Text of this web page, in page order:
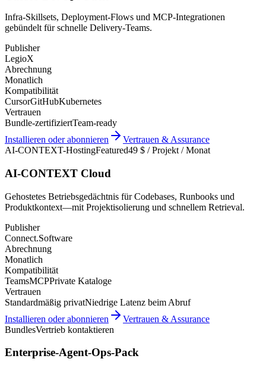
Infra-Skillsets, Deployment-Flows und MCP-Integrationen
gebündelt für schnelle Delivery-Teams.
Publisher
LegioX
Abrechnung
Monatlich
Kompatibilität
CursorGitHubKubernetes
Vertrauen
Bundle-zertifiziertTeam-ready
Installieren oder abonnieren
Vertrauen & Assurance
AI-CONTEXT-HostingFeatured49 $ / Projekt / Monat
AI-CONTEXT Cloud
Gehostetes Betriebsgedächtnis für Codebases, Runbooks und
Produktkontext—mit Projektisolierung und schnellem Retrieval.
Publisher
Connect.Software
Abrechnung
Monatlich
Kompatibilität
TeamsMCPPrivate Kataloge
Vertrauen
Standardmäßig privatNiedrige Latenz beim Abruf
Installieren oder abonnieren
Vertrauen & Assurance
BundlesVertrieb kontaktieren
Enterprise-Agent-Ops-Pack